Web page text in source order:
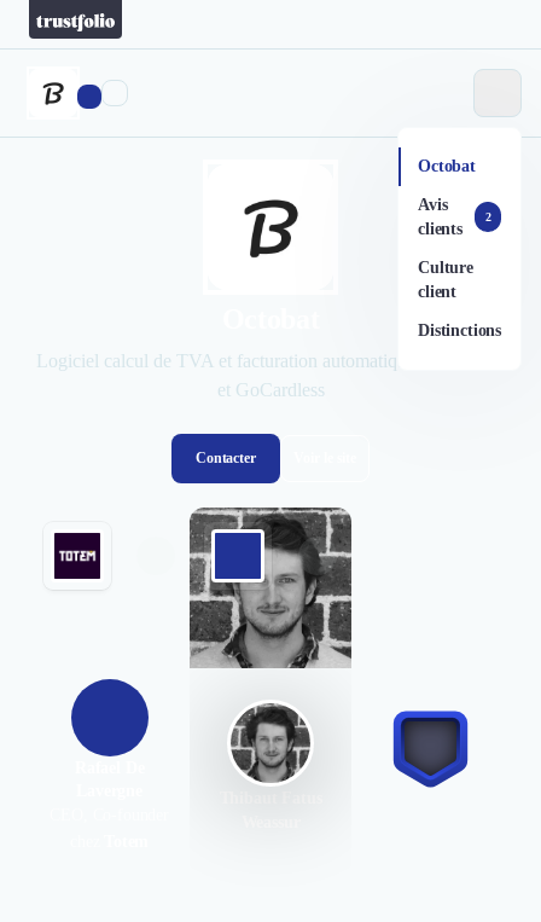
Octobat
Avis
clients
2
Culture
client
Distinctions
Logiciel calcul de TVA et facturation automatique pour Stripe
et GoCardless
Contacter